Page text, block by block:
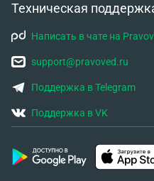
Техническая
Написать в чате на
support@pravoved.ru
Поддержка в Telegram
Поддержка в VK